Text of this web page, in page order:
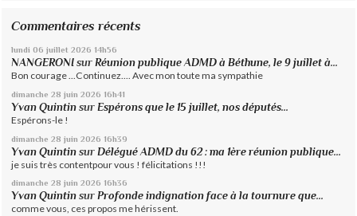
Commentaires récents
lundi 06 juillet 2026 14h56
NANGERONI surRéunion publique ADMD à Béthune, le 9 juillet à...
Bon courage ...Continuez.... Avec mon toute ma sympathie
dimanche 28 juin 2026 16h41
Yvan Quintin surEspérons que le 15 juillet, nos députés...
Espérons-le !
dimanche 28 juin 2026 16h39
Yvan Quintin surDélégué ADMD du 62 : ma 1ère réunion publique...
je suis très contentpour vous ! félicitations !!!
dimanche 28 juin 2026 16h36
Yvan Quintin surProfonde indignation face à la tournure que...
comme vous, ces propos me hérissent.